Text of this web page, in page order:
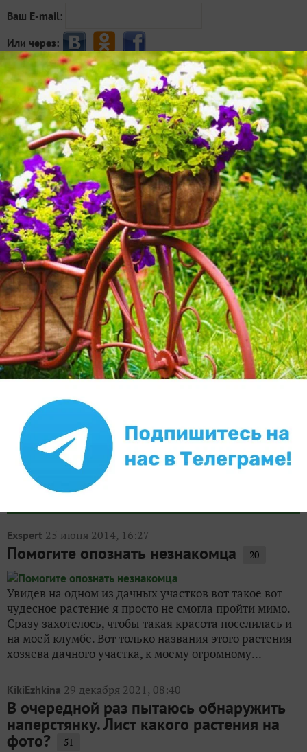
Ваш E-mail:
Или через:
добавить комментарий
Другие записи про
неизвестные растения
Exspert 25 июня 2014, 16:27
Помогите опознать незнакомца 20
Увидев на одном из дачных участков вот такое вот
чудесное растение я просто не смогла пройти мимо.
Сразу захотелось, чтобы такая красота поселилась и
на моей клумбе. Вот только названия этого растения
хозяева дачного участка, к моему огромному...
KikiEzhkina 29 декабря 2021, 08:40
В очередной раз пытаюсь обнаружить
наперстянку. Лист какого растения на
фото? 51